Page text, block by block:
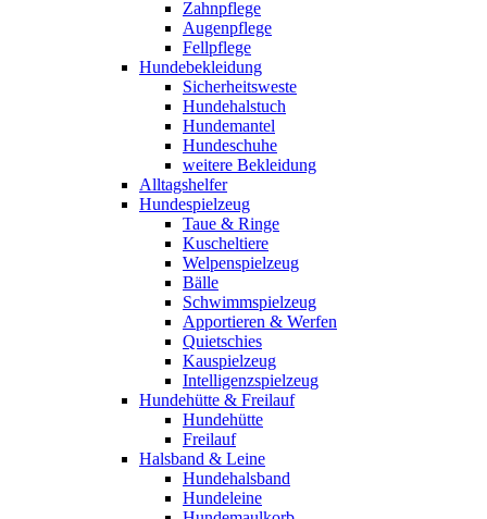
Zahnpflege
Augenpflege
Fellpflege
Hundebekleidung
Sicherheitsweste
Hundehalstuch
Hundemantel
Hundeschuhe
weitere Bekleidung
Alltagshelfer
Hundespielzeug
Taue & Ringe
Kuscheltiere
Welpenspielzeug
Bälle
Schwimmspielzeug
Apportieren & Werfen
Quietschies
Kauspielzeug
Intelligenzspielzeug
Hundehütte & Freilauf
Hundehütte
Freilauf
Halsband & Leine
Hundehalsband
Hundeleine